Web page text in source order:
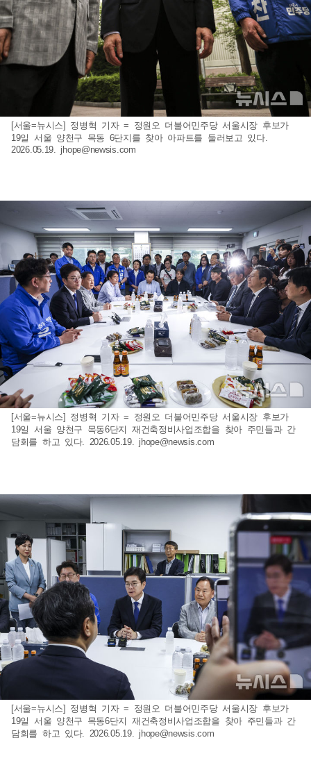
[서울=뉴시스] 정병혁 기자 = 정원오 더불어민주당 서울시장 후보가
19일 서울 양천구 목동 6단지를 찾아 아파트를 둘러보고 있다.
2026.05.19. jhope@newsis.com
[서울=뉴시스] 정병혁 기자 = 정원오 더불어민주당 서울시장 후보가
19일 서울 양천구 목동6단지 재건축정비사업조합을 찾아 주민들과 간
담회를 하고 있다. 2026.05.19. jhope@newsis.com
[서울=뉴시스] 정병혁 기자 = 정원오 더불어민주당 서울시장 후보가
19일 서울 양천구 목동6단지 재건축정비사업조합을 찾아 주민들과 간
담회를 하고 있다. 2026.05.19. jhope@newsis.com